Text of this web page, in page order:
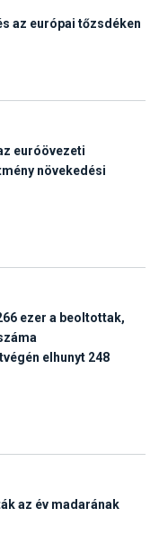
az európai tőzsdéken
euróövezeti
növekedési
ezer a beoltottak,
elhunyt 248
az év madarának